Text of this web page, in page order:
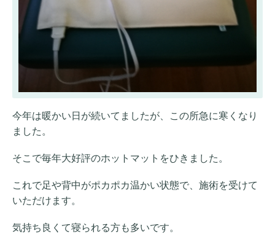
今年は暖かい日が続いてましたが、この所急に寒くなり
ました。
そこで毎年大好評のホットマットをひきました。
これで足や背中がポカポカ温かい状態で、施術を受けて
いただけます。
気持ち良くて寝られる方も多いです。